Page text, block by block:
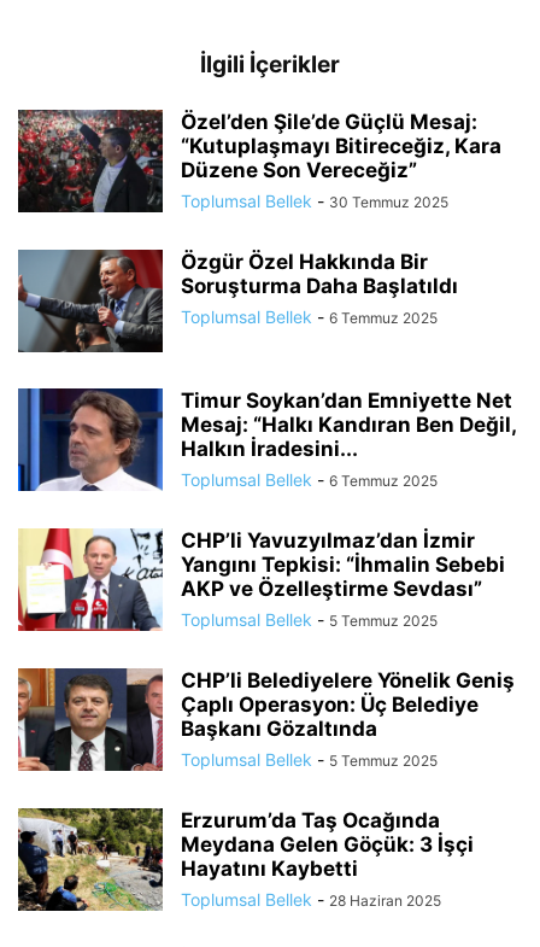
İlgili İçerikler
Özel’den Şile’de Güçlü Mesaj:
“Kutuplaşmayı Bitireceğiz, Kara
Düzene Son Vereceğiz”
Toplumsal Bellek - 30 Temmuz 2025
Özgür Özel Hakkında Bir
Soruşturma Daha Başlatıldı
Toplumsal Bellek - 6 Temmuz 2025
Timur Soykan’dan Emniyette Net
Mesaj: “Halkı Kandıran Ben Değil,
Halkın İradesini...
Toplumsal Bellek - 6 Temmuz 2025
CHP’li Yavuzyılmaz’dan İzmir
Yangını Tepkisi: “İhmalin Sebebi
AKP ve Özelleştirme Sevdası”
Toplumsal Bellek - 5 Temmuz 2025
CHP’li Belediyelere Yönelik Geniş
Çaplı Operasyon: Üç Belediye
Başkanı Gözaltında
Toplumsal Bellek - 5 Temmuz 2025
Erzurum’da Taş Ocağında
Meydana Gelen Göçük: 3 İşçi
Hayatını Kaybetti
Toplumsal Bellek - 28 Haziran 2025